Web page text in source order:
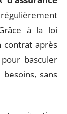
à la loi
contrat après
basculer
sans